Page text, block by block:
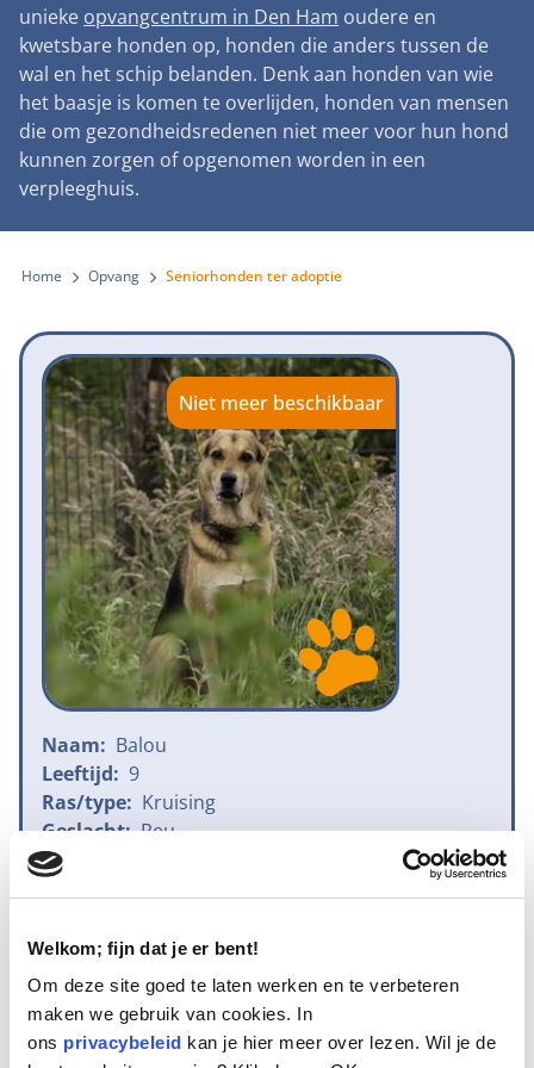
Welkom; fijn dat je er bent!
Om deze site goed te laten werken en te verbeteren
maken we gebruik van cookies. In
ons privacybeleid kan je hier meer over lezen. Wil je de
Landelijke registratie bijtincidenten
Verantwoord fokbeleid
Landelijk vuurwerkverbod
Verplichte pre-aanschaf cursus
Gemeentelijk meldpunt bijtincidenten
Bescherming tegen grasaren
Lezingen
Symposium Gemeentelijk Dierenbeleid
Teken onze petitie
Steun als bedrijf
Adopteer een seniorhond
Sponsor een seniorhond
Steun als vrijwilliger
Honden voor Honden Loop
Vraag een donatiebox aan
Wat wij doen
Onze organisatie
Samenwerking
Jaarverslag
Vacatures
Donateursmagazine Hond
Onze successen voor honden
Contactgegevens
Pers
Nieuws
Nieuwsbrief
Incassodata
Zoeken
unieke opvangcentrum in Den Ham oudere en
kwetsbare honden op, honden die anders tussen de
wal en het schip belanden. Denk aan honden van wie
het baasje is komen te overlijden, honden van mensen
die om gezondheidsredenen niet meer voor hun hond
kunnen zorgen of opgenomen worden in een
verpleeghuis.
Home Opvang Seniorhonden ter adoptie
Niet meer beschikbaar
Naam: Balou
Leeftijd: 9
Ras/type: Kruising
Geslacht: Reu
Reden opvang:
156 dagen
Geplaatst
Dit is Balou, een charmante herder kruising van 9 jaar